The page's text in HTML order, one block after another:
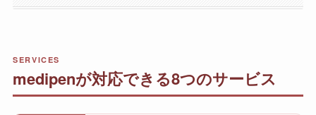
SERVICES
medipenが対応できる8つのサービス